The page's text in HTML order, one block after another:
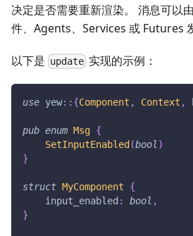
决定是否需要重新渲染。 消息可以
件、Agents、Services 或 Futures
以下是 update 实现的示例：
use yew:: {Component , Context ,
pub enum Msg {
SetInputEnabled (bool )
}
struct MyComponent
{
    input_enabled
: bool ,
}